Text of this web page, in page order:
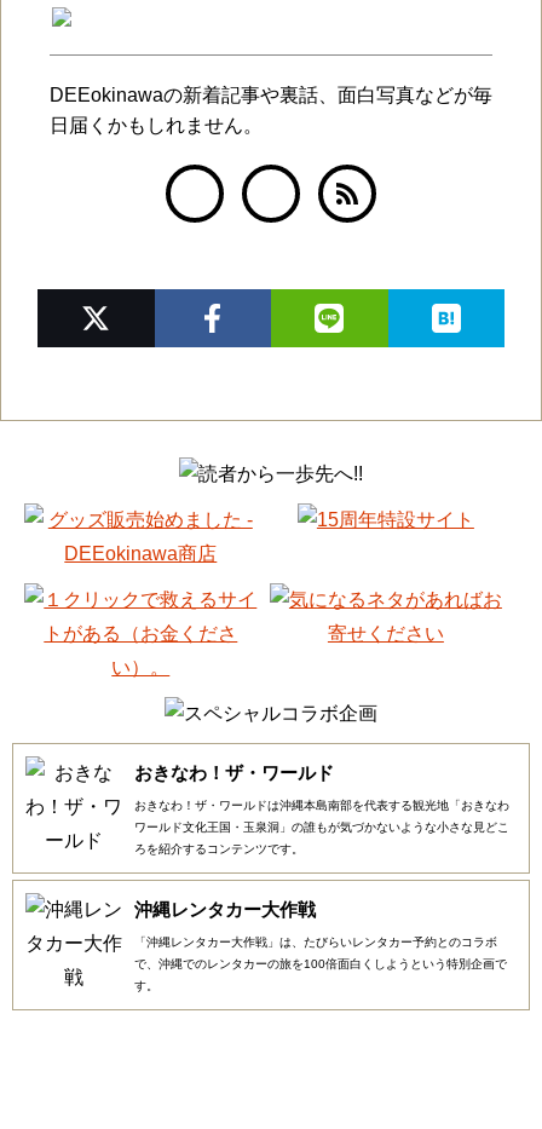
DEEokinawaの新着記事や裏話、面白写真などが毎
日届くかもしれません。
おきなわ！ザ・ワールド
おきなわ！ザ・ワールドは沖縄本島南部を代表する観光地「おきなわ
ワールド文化王国・玉泉洞」の誰もが気づかないような小さな見どこ
ろを紹介するコンテンツです。
沖縄レンタカー大作戦
「沖縄レンタカー大作戦」は、たびらいレンタカー予約とのコラボ
で、沖縄でのレンタカーの旅を100倍面白くしようという特別企画で
す。